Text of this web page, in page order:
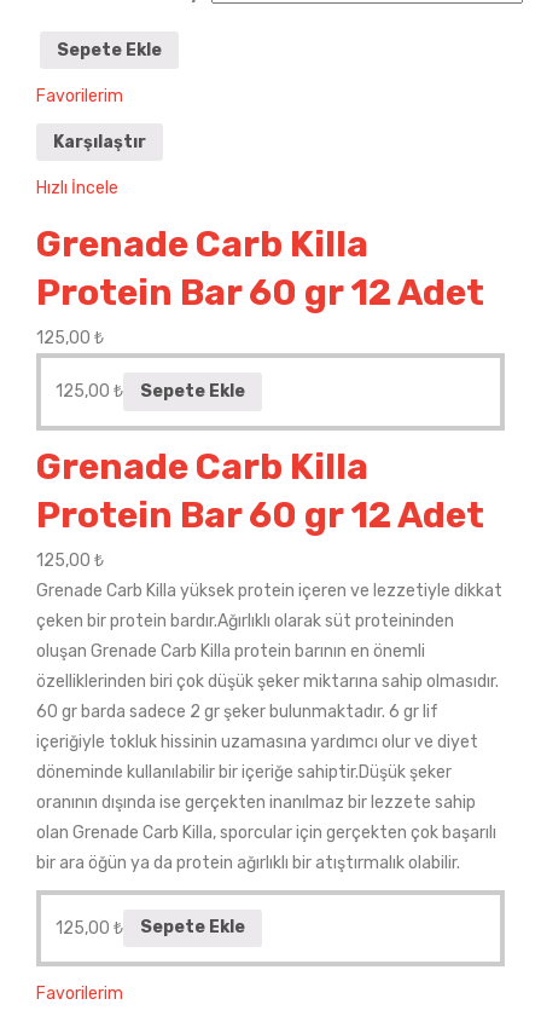
Sepete Ekle
Favorilerim
Karşılaştır
Hızlı İncele
Grenade Carb Killa
Protein Bar 60 gr 12 Adet
125,00 ₺
125,00 ₺ Sepete Ekle
Grenade Carb Killa
Protein Bar 60 gr 12 Adet
125,00 ₺
Grenade Carb Killa yüksek protein içeren ve lezzetiyle dikkat
çeken bir protein bardır.Ağırlıklı olarak süt proteininden
oluşan Grenade Carb Killa protein barının en önemli
özelliklerinden biri çok düşük şeker miktarına sahip olmasıdır.
60 gr barda sadece 2 gr şeker bulunmaktadır. 6 gr lif
içeriğiyle tokluk hissinin uzamasına yardımcı olur ve diyet
döneminde kullanılabilir bir içeriğe sahiptir.Düşük şeker
oranının dışında ise gerçekten inanılmaz bir lezzete sahip
olan Grenade Carb Killa, sporcular için gerçekten çok başarılı
bir ara öğün ya da protein ağırlıklı bir atıştırmalık olabilir.
125,00 ₺ Sepete Ekle
Favorilerim